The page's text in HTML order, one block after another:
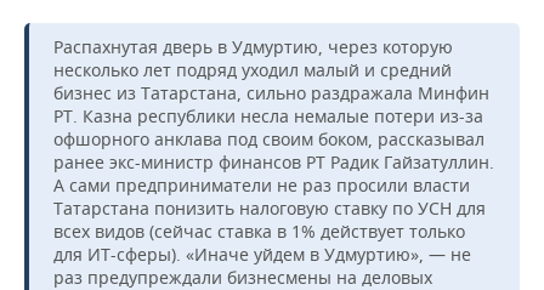
Распахнутая дверь в Удмуртию, через которую
несколько лет подряд уходил малый и средний
бизнес из Татарстана, сильно раздражала Минфин
РТ. Казна республики несла немалые потери из-за
офшорного анклава под своим боком, рассказывал
ранее экс-министр финансов РТ Радик Гайзатуллин.
А сами предприниматели не раз просили власти
Татарстана понизить налоговую ставку по УСН для
всех видов (сейчас ставка в 1% действует только
для ИТ-сферы). «Иначе уйдем в Удмуртию», — не
раз предупреждали бизнесмены на деловых